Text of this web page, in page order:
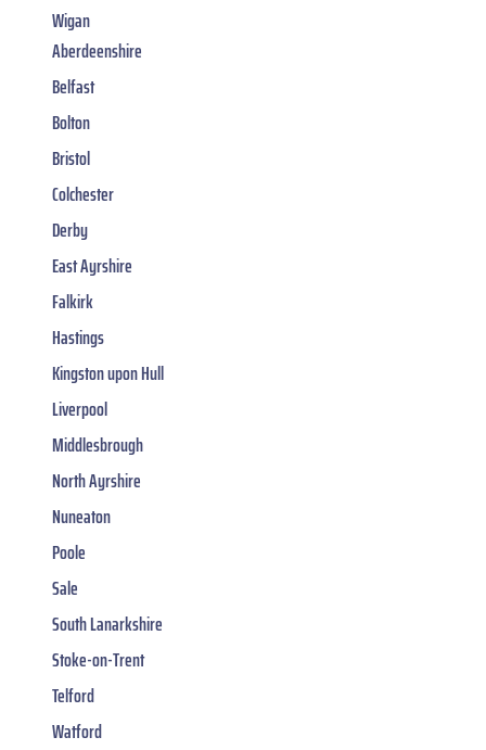
Wigan
Aberdeenshire
Belfast
Bolton
Bristol
Colchester
Derby
East Ayrshire
Falkirk
Hastings
Kingston upon Hull
Liverpool
Middlesbrough
North Ayrshire
Nuneaton
Poole
Sale
South Lanarkshire
Stoke-on-Trent
Telford
Watford